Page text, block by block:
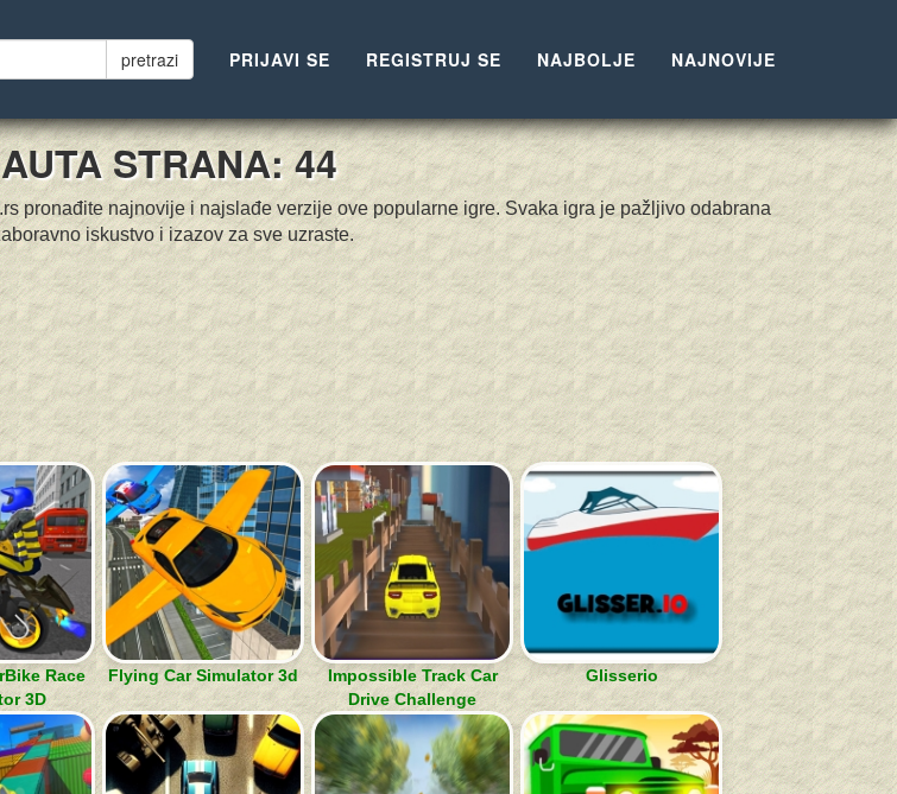
pretrazi PRIJAVI SE REGISTRUJ SE NAJBOLJE NAJNOVIJE
STRANA: 44
pronađite najnovije i najslađe verzije ove popularne igre. Svaka igra je pažljivo odabrana
iskustvo i izazov za sve uzraste.
Race
3D
Flying Car Simulator 3d
Impossible Track Car
Drive Challenge
Glisserio